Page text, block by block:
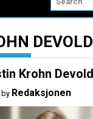
DEVOLD
Krohn Devold
by Redaksjonen